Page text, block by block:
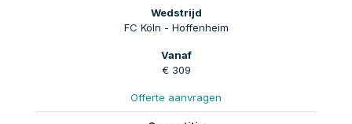
FC Köln - Hoffenheim
€ 309
Offerte aanvragen